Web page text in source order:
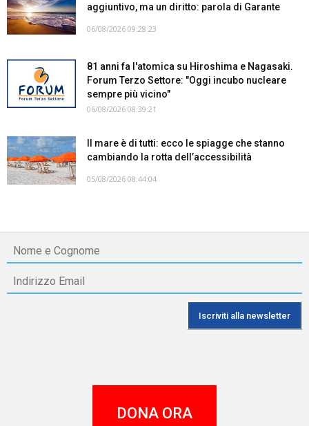
aggiuntivo, ma un diritto: parola di Garante
06/08/2026 09:28:23
81 anni fa l'atomica su Hiroshima e Nagasaki.
Forum Terzo Settore: "Oggi incubo nucleare
sempre più vicino"
06/08/2026 08:39:21
Il mare è di tutti: ecco le spiagge che stanno
cambiando la rotta dell’accessibilità
05/08/2026 08:44:04
DONA ORA